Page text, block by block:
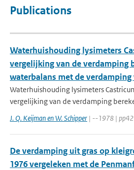
Publications
Waterhuishouding lysimeters
vergelijking van de verdamping
waterbalans met de verdamping
Waterhuishouding lysimeters
vergelijking van de verdamping
J. Q. Keijman en W. Schipper | --1978 | pp42
De verdamping uit gras op
1976 vergeleken met de